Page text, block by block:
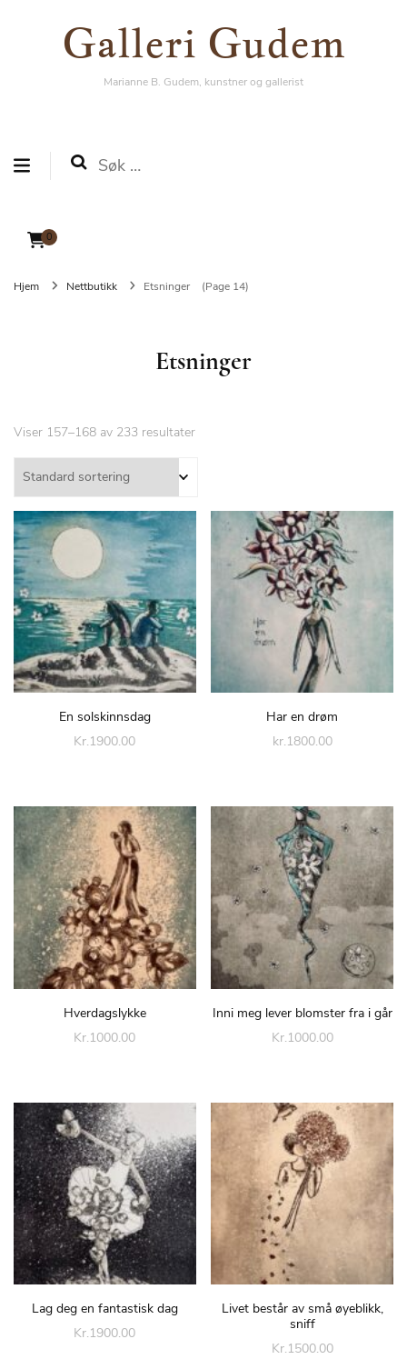
Søk
Galleri Gudem
Marianne B. Gudem, kunstner og gallerist
0
Galleri Gudem
Marianne B. Gudem, kunstner og gallerist
Hjem Nettbutikk Etsninger (Page 14)
Etsninger
Viser 157–168 av 233 resultater
En solskinnsdag
Kr.1900.00
Har en drøm
kr.1800.00
Hverdagslykke
Kr.1000.00
Inni meg lever blomster fra i går
Kr.1000.00
Lag deg en fantastisk dag
Kr.1900.00
Livet består av små øyeblikk,
sniff
Kr.1500.00